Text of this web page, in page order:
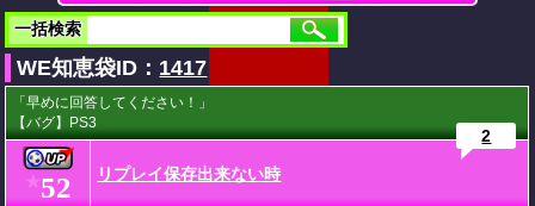
一括検索
WE知恵袋ID： 1417
「早めに回答してください！」
【バグ】PS3
★52 リプレイ保存出来ない時
2